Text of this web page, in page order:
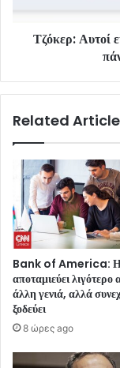
Τζόκερ: Αυτοί
Related
Bank of America:
αποταμιεύει λιγότερο
άλλη γενιά, αλλά
ξοδεύει
8 ώρες ago